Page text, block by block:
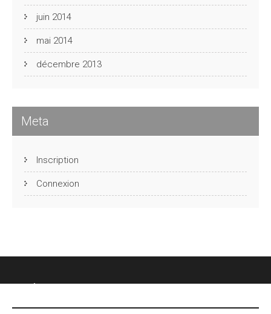
juin 2014
mai 2014
décembre 2013
Meta
Inscription
Connexion